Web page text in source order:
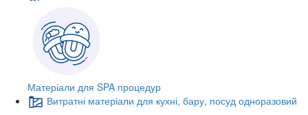
Матеріали для SPA процедур
Витратні матеріали для кухні, бару, посуд одноразовий